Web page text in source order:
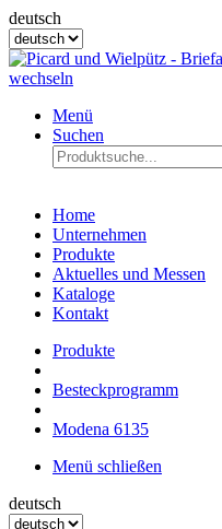
deutsch
Menü
Suchen
Home
Unternehmen
Produkte
Aktuelles und Messen
Kataloge
Kontakt
Produkte
Besteckprogramm
Modena 6135
Menü schließen
deutsch